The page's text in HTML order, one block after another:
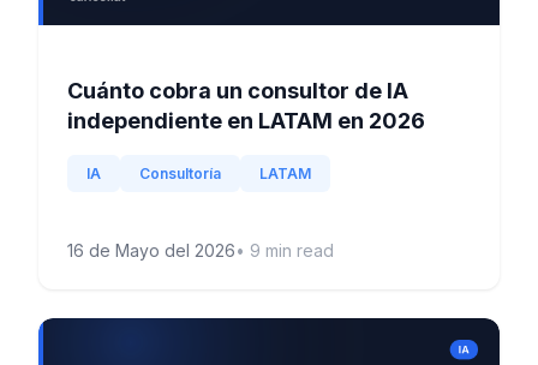
Cuánto cobra un consultor de IA
independiente en LATAM en 2026
IA Consultoría LATAM
16 de Mayo del 2026• 9 min read